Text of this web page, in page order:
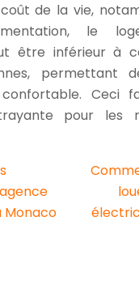
de la vie,
le
être inférieur à
permettant
Ceci
pour les
Monaco